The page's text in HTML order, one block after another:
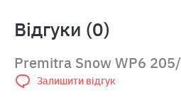
Відгуки (0)
Premitra Snow WP6
Залишити відгук